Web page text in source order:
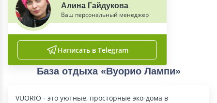
Алина Гайдукова
Ваш персональный менеджер
Написать в Telegram
База отдыха «Вуорио Лампи»
VUORIO - это уютные, просторные эко-дома в